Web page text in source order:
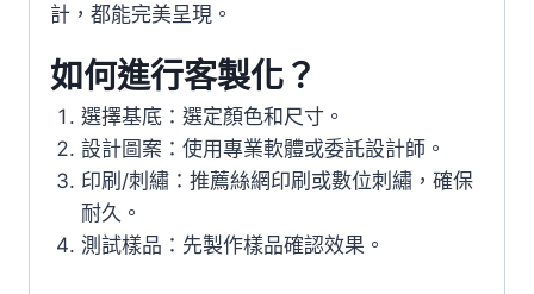
計，都能完美呈現。
如何進行客製化？
選擇基底：選定顏色和尺寸。
設計圖案：使用專業軟體或委託設計師。
印刷/刺繡：推薦絲網印刷或數位刺繡，確保
耐久。
測試樣品：先製作樣品確認效果。